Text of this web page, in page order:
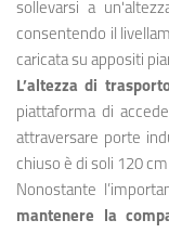
sollevarsi a
consentendo il
caricata su appositi
L’altezza di
piattaforma di
attraversare porte
chiuso è di soli 120
Nonostante
mantenere la